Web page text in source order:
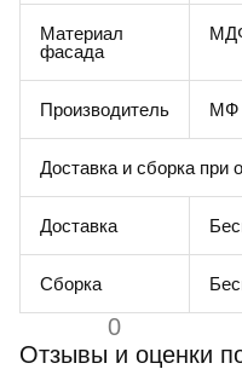
Материал
фасада
Производитель МФ
Доставка и сборка при
Доставка
Сборка
0
Отзывы и оценки